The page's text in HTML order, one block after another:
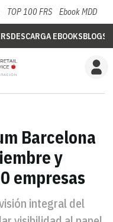
TOP 100 FRS Ebook MDD
DESCARGA EBOOKSBLOGS
Barcelona
y
empresas
integral del